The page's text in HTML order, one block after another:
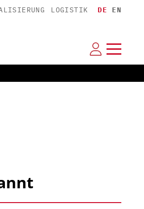
LOGISTIK DE EN